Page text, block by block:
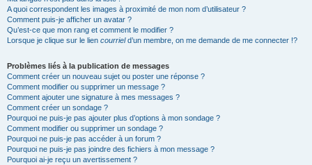
A quoi correspondent les images à proximité de mon nom d’utilisateur ?
Comment puis-je afficher un avatar ?
Qu’est-ce que mon rang et comment le modifier ?
Lorsque je clique sur le lien courrield’un membre, on me demande de me connecter !?
Problèmes liés à la publication de messages
Comment créer un nouveau sujet ou poster une réponse ?
Comment modifier ou supprimer un message ?
Comment ajouter une signature à mes messages ?
Comment créer un sondage ?
Pourquoi ne puis-je pas ajouter plus d’options à mon sondage ?
Comment modifier ou supprimer un sondage ?
Pourquoi ne puis-je pas accéder à un forum ?
Pourquoi ne puis-je pas joindre des fichiers à mon message ?
Pourquoi ai-je reçu un avertissement ?